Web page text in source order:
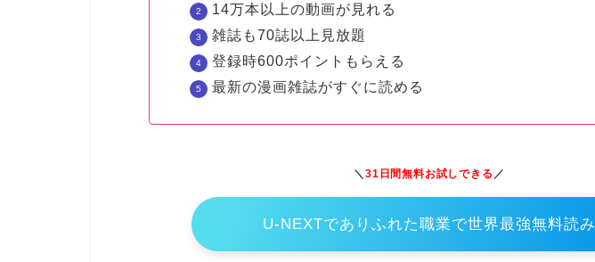
14万本以上の動画が見れる
雑誌も70誌以上見放題
登録時600ポイントもらえる
最新の漫画雑誌がすぐに読める
＼31日間無料お試しできる ／
U-NEXTでありふれた職業で世界最強無料読み